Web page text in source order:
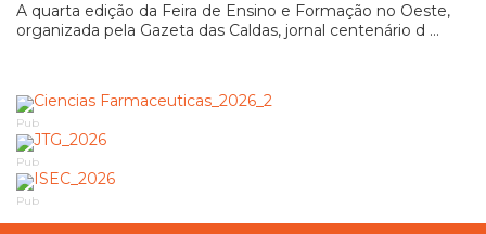
A quarta edição da Feira de Ensino e Formação no Oeste,
organizada pela Gazeta das Caldas, jornal centenário d ...
Pub
Pub
Pub